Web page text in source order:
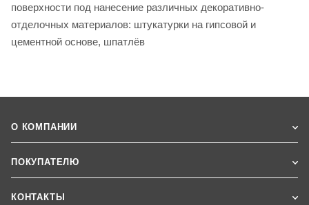
поверхности под нанесение различных декоративно-
отделочных материалов: штукатурки на гипсовой и
цементной основе, шпатлёв
О КОМПАНИИ
ПОКУПАТЕЛЮ
КОНТАКТЫ